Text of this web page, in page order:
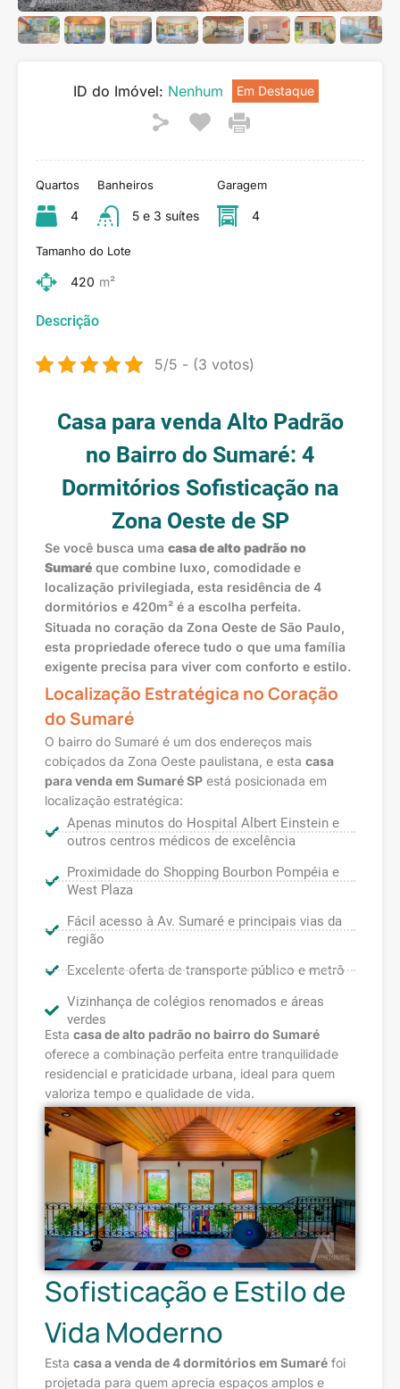
ID do Imóvel: Nenhum Em Destaque
Quartos
4
Banheiros
5 e 3 suítes
Garagem
4
Tamanho do Lote
420 m²
Descrição
5/5 - (3 votos)
Casa para venda Alto Padrão
no Bairro do Sumaré: 4
Dormitórios Sofisticação na
Zona Oeste de SP
Se você busca uma casa de alto padrão no
Sumaré que combine luxo, comodidade e
localização privilegiada, esta residência de 4
dormitórios e 420m² é a escolha perfeita.
Situada no coração da Zona Oeste de São Paulo,
esta propriedade oferece tudo o que uma família
exigente precisa para viver com conforto e estilo.
Localização Estratégica no Coração
do Sumaré
O bairro do Sumaré é um dos endereços mais
cobiçados da Zona Oeste paulistana, e esta casa
para venda em Sumaré SP está posicionada em
localização estratégica:
Apenas minutos do Hospital Albert Einstein e
outros centros médicos de excelência
Proximidade do Shopping Bourbon Pompéia e
West Plaza
Fácil acesso à Av. Sumaré e principais vias da
região
Excelente oferta de transporte público e metrô
Vizinhança de colégios renomados e áreas
verdes
Esta casa de alto padrão no bairro do Sumaré
oferece a combinação perfeita entre tranquilidade
residencial e praticidade urbana, ideal para quem
valoriza tempo e qualidade de vida.
Sofisticação e Estilo de
Vida Moderno
Esta casa a venda de 4 dormitórios em Sumaré foi
projetada para quem aprecia espaços amplos e